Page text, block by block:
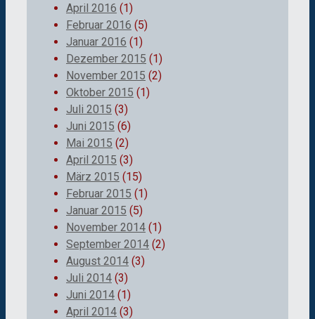
April 2016 (1)
Februar 2016 (5)
Januar 2016 (1)
Dezember 2015 (1)
November 2015 (2)
Oktober 2015 (1)
Juli 2015 (3)
Juni 2015 (6)
Mai 2015 (2)
April 2015 (3)
März 2015 (15)
Februar 2015 (1)
Januar 2015 (5)
November 2014 (1)
September 2014 (2)
August 2014 (3)
Juli 2014 (3)
Juni 2014 (1)
April 2014 (3)